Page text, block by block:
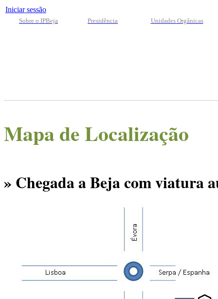
Iniciar sessão
Sobre o IPBeja Presidência Unidades Orgânicas
Mapa de Localização
» Chegada a Beja com viatura